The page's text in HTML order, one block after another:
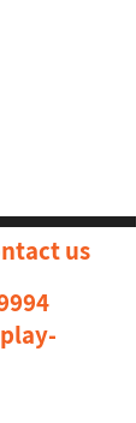
us